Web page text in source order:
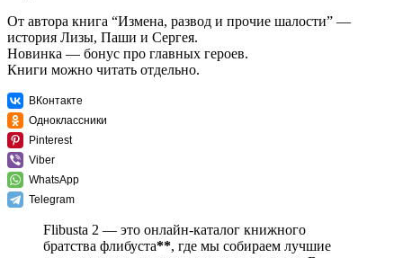
От автора книга “Измена, развод и прочие шалости” —
история Лизы, Паши и Сергея.
Новинка — бонус про главных героев.
Книги можно читать отдельно.
ВКонтакте
Одноклассники
Pinterest
Viber
WhatsApp
Telegram
Flibusta 2 — это онлайн-каталог книжного
братства флибуста**, где мы собираем лучшие